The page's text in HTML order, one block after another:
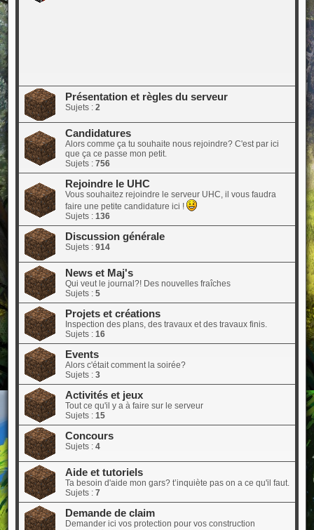
Présentation et règles du serveur
Sujets : 2
Candidatures
Alors comme ça tu souhaite nous rejoindre? C'est par ici
que ça ce passe mon petit.
Sujets : 756
Rejoindre le UHC
Vous souhaitez rejoindre le serveur UHC, il vous faudra
faire une petite candidature ici !
Sujets : 136
Discussion générale
Sujets : 914
News et Maj's
Qui veut le journal?! Des nouvelles fraîches
Sujets : 5
Projets et créations
Inspection des plans, des travaux et des travaux finis.
Sujets : 16
Events
Alors c'était comment la soirée?
Sujets : 3
Activités et jeux
Tout ce qu'il y a à faire sur le serveur
Sujets : 15
Concours
Sujets : 4
Aide et tutoriels
Ta besoin d'aide mon gars? t’inquiète pas on a ce qu'il faut.
Sujets : 7
Demande de claim
Demander ici vos protection pour vos construction